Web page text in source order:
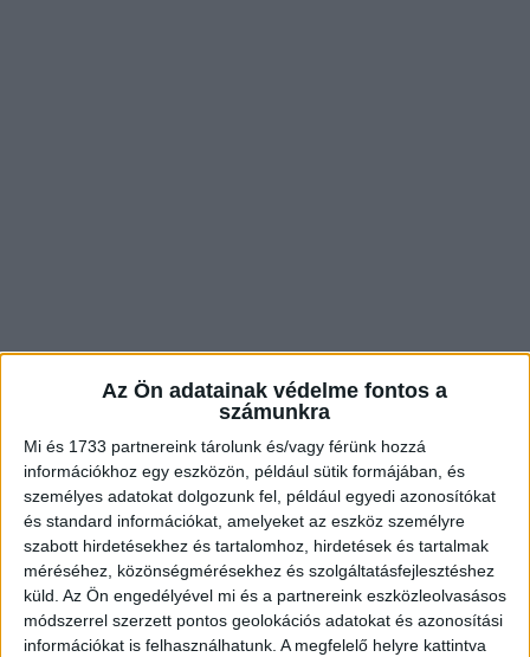
Az Ön adatainak védelme fontos a
számunkra
Mi és 1733 partnereink tárolunk és/vagy férünk hozzá
információkhoz egy eszközön, például sütik formájában, és
személyes adatokat dolgozunk fel, például egyedi azonosítókat
és standard információkat, amelyeket az eszköz személyre
szabott hirdetésekhez és tartalomhoz, hirdetések és tartalmak
méréséhez, közönségmérésekhez és szolgáltatásfejlesztéshez
küld. Az Ön engedélyével mi és a partnereink eszközleolvasásos
módszerrel szerzett pontos geolokációs adatokat és azonosítási
információkat is felhasználhatunk. A megfelelő helyre kattintva
A srác elsápad:
– Te jó ég! Tudod te, mennyibe fog kerülni a
javítás?! Azt ki sem tudom fizetni életemben!
– Tudom, szívem – bólogat a lány –, ezért
felajánlottam a tulajnak, hogy lehet természetben